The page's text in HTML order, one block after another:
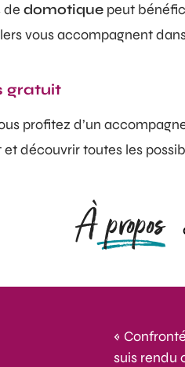
de domotiquepeut
vous accompagnent
gratuit
profitez d’un
découvrir toutes les
À propos
«
suis rendu